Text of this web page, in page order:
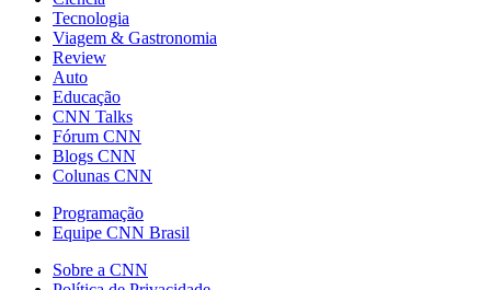
Tecnologia
Viagem & Gastronomia
Review
Auto
Educação
CNN Talks
Fórum CNN
Blogs CNN
Colunas CNN
Programação
Equipe CNN Brasil
Sobre a CNN